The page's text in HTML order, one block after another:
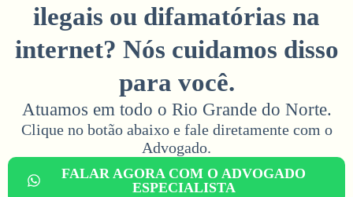
ilegais ou difamatórias na
internet? Nós cuidamos disso
para você.
Atuamos em todo o Rio Grande do Norte.
Clique no botão abaixo e fale diretamente com o
Advogado.​
FALAR AGORA COM O ADVOGADO
ESPECIALISTA